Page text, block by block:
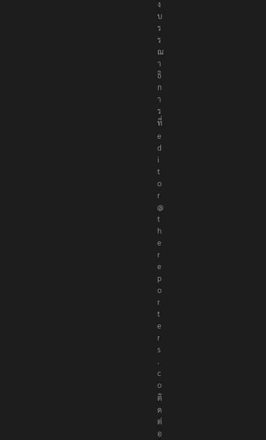
พั
น
ธ์
แ
จ้
ง
ห
ม
า
ย
ข่
า
ว
ห
รื
อ
ติ
ด
ต่
อ
ก
อ
ง
บ
ร
ร
ณ
า
ธิ
ก
า
ร
ที่
e
d
i
t